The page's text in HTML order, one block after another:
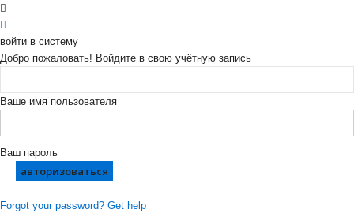
войти в систему
Добро пожаловать! Войдите в свою учётную запись
Ваше имя пользователя
Ваш пароль
Forgot your password? Get help